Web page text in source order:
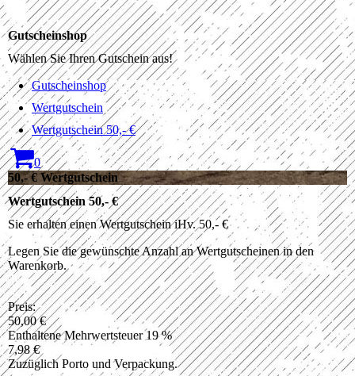
Gutscheinshop
Wählen Sie Ihren Gutschein aus!
Gutscheinshop
Wertgutschein
Wertgutschein 50,- €
0
50,- € Wertgutschein
Wertgutschein 50,- €
Sie erhalten einen Wertgutschein iHv. 50,- €
Legen Sie die gewünschte Anzahl an Wertgutscheinen in den
Warenkorb.
Preis:
50,00 €
Enthaltene Mehrwertsteuer 19 %
7,98 €
Zuzüglich Porto und Verpackung.